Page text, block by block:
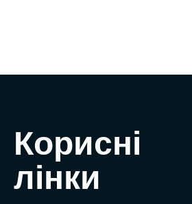
Корисні
лінки